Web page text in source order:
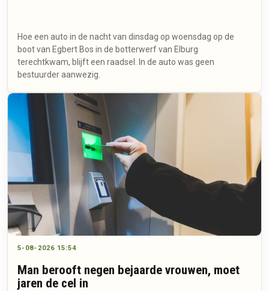
Hoe een auto in de nacht van dinsdag op woensdag op de
boot van Egbert Bos in de botterwerf van Elburg
terechtkwam, blijft een raadsel. In de auto was geen
bestuurder aanwezig.
5-08-2026 15:54
Man berooft negen bejaarde vrouwen, moet
jaren de cel in